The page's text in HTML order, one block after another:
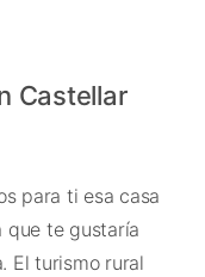
Castellar
para ti esa casa
que te gustaría
El turismo rural